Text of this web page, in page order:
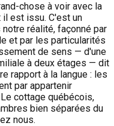
chose à voir avec la
il est issu. C'est un
réalité, façonné par
et par les particularités
de sens — d'une
à deux étages — dit
rapport à la langue : les
par appartenir
cottage québécois,
bien séparées du
nous.